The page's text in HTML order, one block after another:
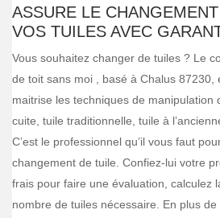
ASSURE LE
VOS TUILES AVEC
Vous souhaitez changer de tuiles ? Le
de toit sans moi , basé à Chalus 87230,
maitrise les techniques de manipulation
cuite, tuile traditionnelle, tuile à
C’est le professionnel qu’il vous faut
changement de tuile. Confiez-lui votre
frais pour faire une évaluation, calculez
nombre de tuiles nécessaire. En plus